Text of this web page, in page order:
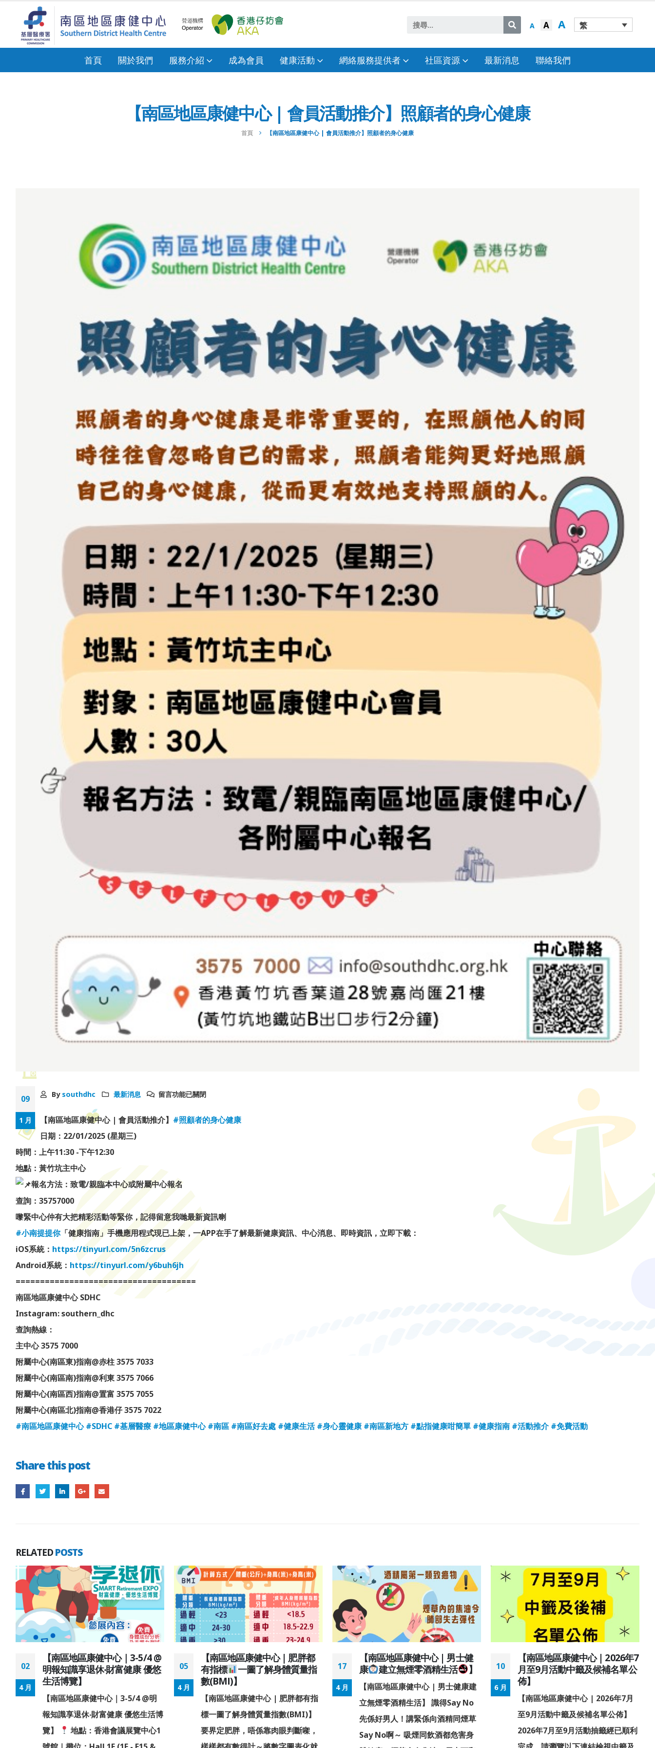
A A A 繁
首頁 關於我們 服務介紹 成為會員 健康活動 網絡服務提供者 社區資源 最新消息 聯絡我們
【南區地區康健中心 | 會員活動推介】照顧者的身心健康
首頁 【南區地區康健中心 | 會員活動推介】照顧者的身心健康
09
1 月
By southdhc 最新消息 留言功能已關閉
【南區地區康健中心 | 會員活動推介】 #照顧者的身心健康
日期：22/01/2025 (星期三)
時間：上午11:30 -下午12:30
地點：黃竹坑主中心
報名方法：致電/親臨本中心或附屬中心報名
查詢：35757000
嚟緊中心仲有大把精彩活動等緊你，記得留意我哋最新資訊喇
#小南提提你「健康指南」手機應用程式現已上架，一APP在手了解最新健康資訊、中心消息、即時資訊，立即下載：
iOS系統： https://tinyurl.com/5n6zcrus
Android系統： https://tinyurl.com/y6buh6jh
=====================================
南區地區康健中心 SDHC
Instagram: southern_dhc
查詢熱線：
主中心 3575 7000
附屬中心(南區東)指南@赤柱 3575 7033
附屬中心(南區南)指南@利東 3575 7066
附屬中心(南區西)指南@置富 3575 7055
附屬中心(南區北)指南@香港仔 3575 7022
#南區地區康健中心 #SDHC #基層醫療 #地區康健中心 #南區 #南區好去處 #健康生活 #身心靈健康 #南區新地方 #點指健康咁簡單 #健康指南 #活動推介 #免費活動
Share this post
RELATEDPOSTS
02
4 月
【南區地區康健中心｜3-5/4 @
明報知識享退休‧財富健康 優悠
生活博覽】
【南區地區康健中心｜3-5/4 @明
報知識享退休‧財富健康 優悠生活博
覽】
地點：香港會議展覽中心1
05
4 月
【南區地區康健中心 | 肥胖都
有指標
一圖了解身體質量指
數(BMI)】
【南區地區康健中心 | 肥胖都有指
標一圖了解身體質量指數(BMI)】
要界定肥胖，唔係靠肉眼判斷㗎，
17
4 月
【南區地區康健中心 | 男士健
康
建立無煙零酒精生活 】
【南區地區康健中心 | 男士健康建
立無煙零酒精生活】 識得Say No
先係好男人！講緊係向酒精同煙草
Say No啊～ 吸煙同飲酒都危害身
10
6 月
【南區地區康健中心 | 2026年7
月至9月活動中籤及候補名單公
佈】
【南區地區康健中心 | 2026年7月
至9月活動中籤及候補名單公佈】
2026年7月至9月活動抽籤經已順利